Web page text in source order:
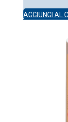
AGGIUNGI AL